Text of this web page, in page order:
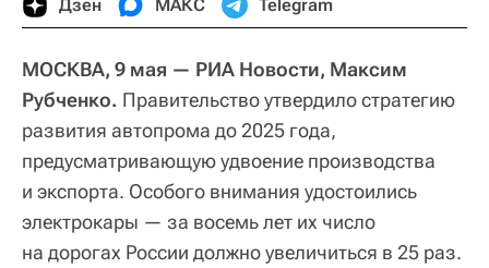
Дзен МАКС Telegram
МОСКВА, 9 мая — РИА Новости, Максим
Рубченко. Правительство утвердило стратегию
развития автопрома до 2025 года,
предусматривающую удвоение производства
и экспорта. Особого внимания удостоились
электрокары — за восемь лет их число
на дорогах России должно увеличиться в 25 раз.